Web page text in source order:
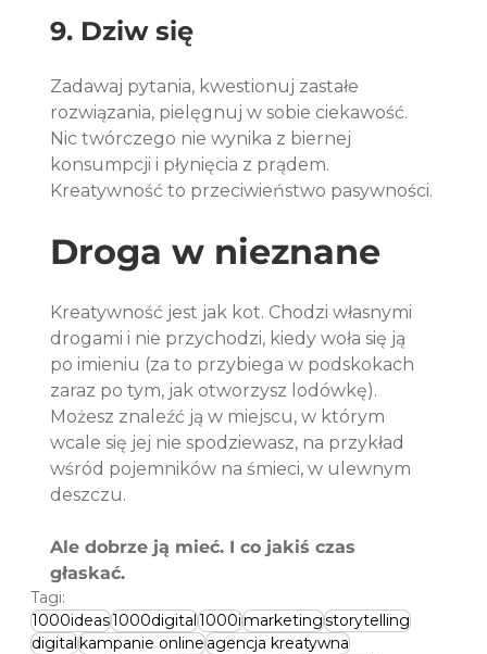
9. Dziw się
Zadawaj pytania, kwestionuj zastałe
rozwiązania, pielęgnuj w sobie ciekawość.
Nic twórczego nie wynika z biernej
konsumpcji i płynięcia z prądem.
Kreatywność to przeciwieństwo pasywności.
Droga w nieznane
Kreatywność jest jak kot. Chodzi własnymi
drogami i nie przychodzi, kiedy woła się ją
po imieniu (za to przybiega w podskokach
zaraz po tym, jak otworzysz lodówkę).
Możesz znaleźć ją w miejscu, w którym
wcale się jej nie spodziewasz, na przykład
wśród pojemników na śmieci, w ulewnym
deszczu.
Ale dobrze ją mieć. I co jakiś czas
głaskać.
Tagi:
1000ideas1000digital1000imarketingstorytelling
digitalkampanie onlineagencja kreatywna